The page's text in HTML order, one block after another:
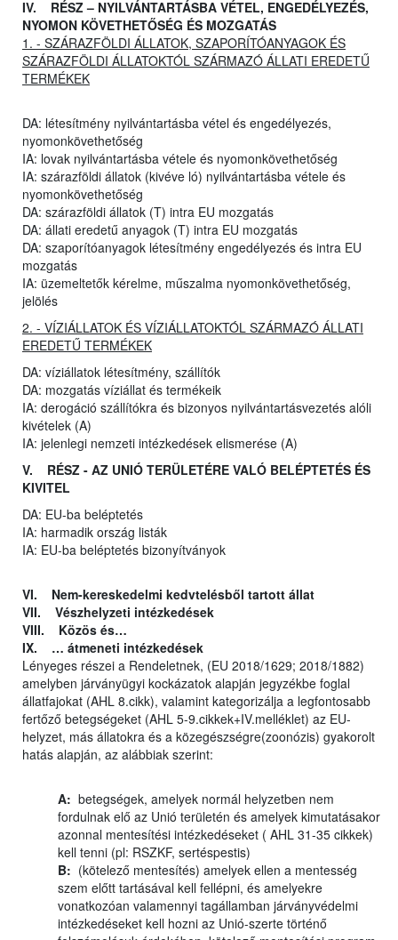
IV. RÉSZ – NYILVÁNTARTÁSBA VÉTEL, ENGEDÉLYEZÉS,
NYOMON KÖVETHETŐSÉG ÉS MOZGATÁS
1. - SZÁRAZFÖLDI ÁLLATOK, SZAPORÍTÓANYAGOK ÉS
SZÁRAZFÖLDI ÁLLATOKTÓL SZÁRMAZÓ ÁLLATI EREDETŰ
TERMÉKEK
DA: létesítmény nyilvántartásba vétel és engedélyezés,
nyomonkövethetőség
IA: lovak nyilvántartásba vétele és nyomonkövethetőség
IA: szárazföldi állatok (kivéve ló) nyilvántartásba vétele és
nyomonkövethetőség
DA: szárazföldi állatok (T) intra EU mozgatás
DA: állati eredetű anyagok (T) intra EU mozgatás
DA: szaporítóanyagok létesítmény engedélyezés és intra EU
mozgatás
IA: üzemeltetők kérelme, műszalma nyomonkövethetőség,
jelölés
2. - VÍZIÁLLATOK ÉS VÍZIÁLLATOKTÓL SZÁRMAZÓ ÁLLATI
EREDETŰ TERMÉKEK
DA: víziállatok létesítmény, szállítók
DA: mozgatás víziállat és termékeik
IA: derogáció szállítókra és bizonyos nyilvántartásvezetés alóli
kivételek (A)
IA: jelenlegi nemzeti intézkedések elismerése (A)
V. RÉSZ - AZ UNIÓ TERÜLETÉRE VALÓ BELÉPTETÉS ÉS
KIVITEL
DA: EU-ba beléptetés
IA: harmadik ország listák
IA: EU-ba beléptetés bizonyítványok
VI. Nem-kereskedelmi kedvtelésből tartott állat
VII. Vészhelyzeti intézkedések
VIII. Közös és…
IX. … átmeneti intézkedések
Lényeges részei a Rendeletnek, (EU 2018/1629; 2018/1882)
amelyben járványügyi kockázatok alapján jegyzékbe foglal
állatfajokat (AHL 8.cikk), valamint kategorizálja a legfontosabb
fertőző betegségeket (AHL 5-9.cikkek+IV.melléklet) az EU-
helyzet, más állatokra és a közegészségre(zoonózis) gyakorolt
hatás alapján, az alábbiak szerint:
A: betegségek, amelyek normál helyzetben nem
fordulnak elő az Unió területén és amelyek kimutatásakor
azonnal mentesítési intézkedéseket ( AHL 31-35 cikkek)
kell tenni (pl: RSZKF, sertéspestis)
B: (kötelező mentesítés) amelyek ellen a mentesség
szem előtt tartásával kell fellépni, és amelyekre
vonatkozóan valamennyi tagállamban járványvédelmi
intézkedéseket kell hozni az Unió-szerte történő